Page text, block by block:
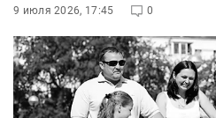
9 июля 2026, 17:45 0